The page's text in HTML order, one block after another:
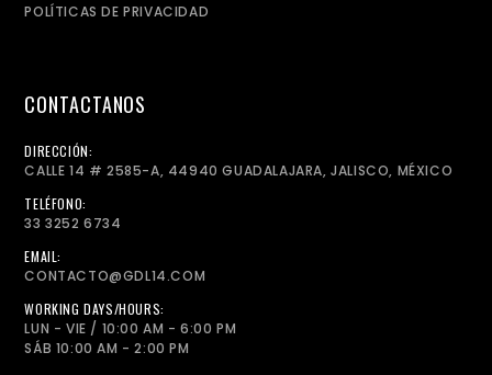
POLÍTICAS DE PRIVACIDAD
CONTACTANOS
DIRECCIÓN:
CALLE 14 # 2585-A, 44940 GUADALAJARA, JALISCO, MÉXICO
TELÉFONO:
33 3252 6734
EMAIL:
CONTACTO@GDL14.COM
WORKING DAYS/HOURS:
LUN - VIE / 10:00 AM - 6:00 PM
SÁB 10:00 AM - 2:00 PM